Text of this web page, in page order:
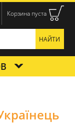
Корзина пуста